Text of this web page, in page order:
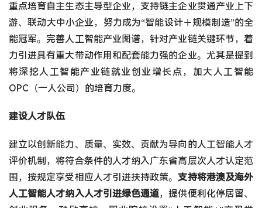
重点培育自主生态主导型企业，支持链主企业贯通产业上下
游、联动大中小企业，努力成为“智能设计＋规模制造”的全
能冠军。完善人工智能产业图谱，针对产业链关键环节，着
力引进具有重大带动作用和配套能力强的企业。尤其是提到
将深挖人工智能产业链就业创业增长点，加大人工智能
OPC（一人公司）的培育力度。
建设人才队伍
建立以创新能力、质量、实效、贡献为导向的人工智能人才
评价机制，将符合条件的人才纳入广东省高层次人才认定范
围，按规定享受相应人才引进扶持政策。支持将港澳及海外
人工智能人才纳入人才引进绿色通道，提供便利化停居留、